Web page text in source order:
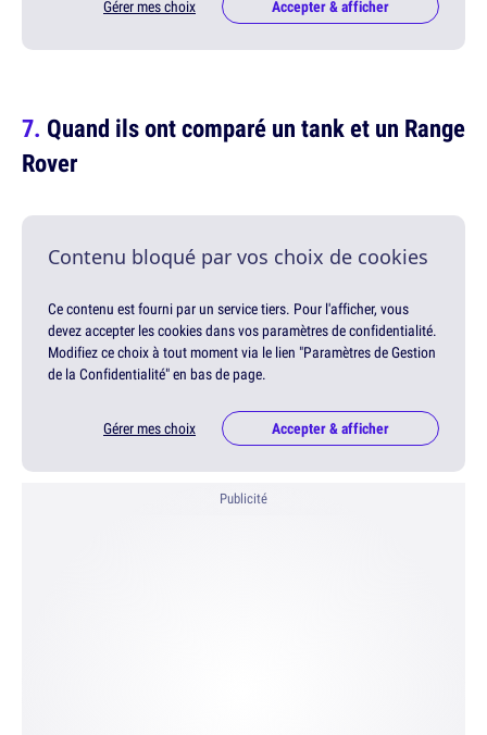
Gérer mes choix Accepter & afficher
Quand ils ont comparé un tank et un Range
Rover
Contenu bloqué par vos choix de cookies
Ce contenu est fourni par un service tiers. Pour l'afficher, vous
devez accepter les cookies dans vos paramètres de confidentialité.
Modifiez ce choix à tout moment via le lien "Paramètres de Gestion
de la Confidentialité" en bas de page.
Gérer mes choix Accepter & afficher
Publicité